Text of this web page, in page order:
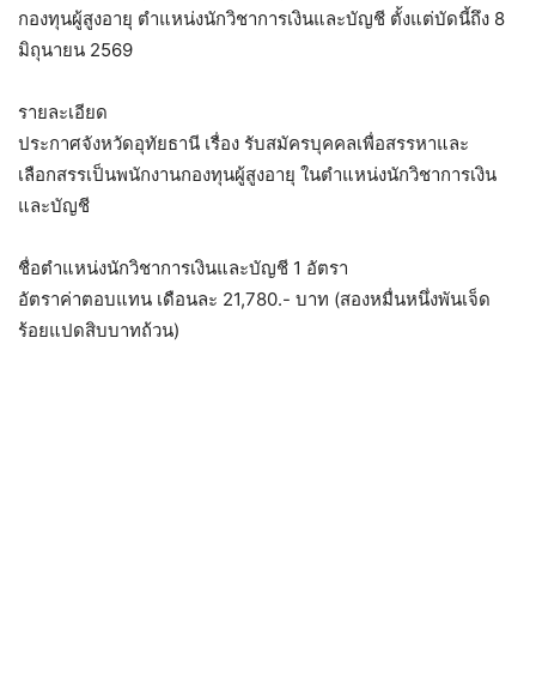
กองทุนผู้สูงอายุ ตำแหน่งนักวิชาการเงินและบัญชี ตั้งแต่บัดนี้ถึง 8
มิถุนายน 2569
รายละเอียด
ประกาศจังหวัดอุทัยธานี เรื่อง รับสมัครบุคคลเพื่อสรรหาและ
เลือกสรรเป็นพนักงานกองทุนผู้สูงอายุ ในตำแหน่งนักวิชาการเงิน
และบัญชี
ชื่อตำแหน่งนักวิชาการเงินและบัญชี 1 อัตรา
อัตราค่าตอบแทน เดือนละ 21,780.- บาท (สองหมื่นหนึ่งพันเจ็ด
ร้อยแปดสิบบาทถ้วน)